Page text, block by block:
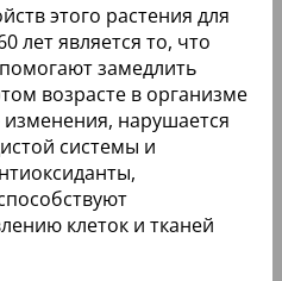
этого растения для
лет является то, что
замедлить
возрасте в организме
нарушается
системы и
клеток и тканей